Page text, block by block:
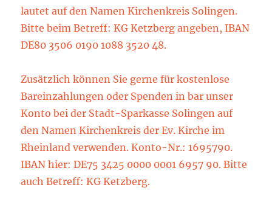
lautet auf den Namen Kirchenkreis Solingen.
Bitte beim Betreff: KG Ketzberg angeben, IBAN
DE80 3506 0190 1088 3520 48.
Zusätzlich können Sie gerne für kostenlose
Bareinzahlungen oder Spenden in bar unser
Konto bei der Stadt-Sparkasse Solingen auf
den Namen Kirchenkreis der Ev. Kirche im
Rheinland verwenden. Konto-Nr.: 1695790.
IBAN hier: DE75 3425 0000 0001 6957 90. Bitte
auch Betreff: KG Ketzberg.